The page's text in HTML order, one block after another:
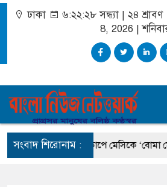
ঢাকা ৬:২২:২৮ সন্ধ্যা | ২৪
8, 2026 |
সংবাদ শিরোনাম :
বিশ্বকাপে মেসিকে ‘বোমা মেরে